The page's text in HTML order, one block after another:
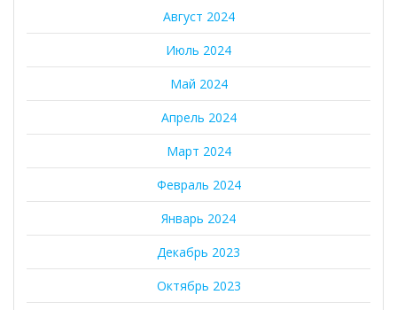
Август 2024
Июль 2024
Май 2024
Апрель 2024
Март 2024
Февраль 2024
Январь 2024
Декабрь 2023
Октябрь 2023